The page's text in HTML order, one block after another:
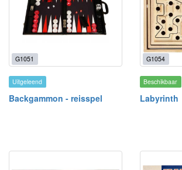
G1051
Uitgeleend
Backgammon - reisspel
G1054
Beschikbaar
Labyrinth